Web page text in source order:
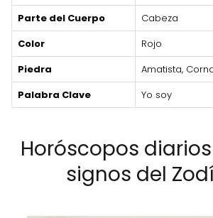
Parte del Cuerpo
Cabeza
Color
Rojo
Piedra
Amatista,
Palabra Clave
Yo soy
Horóscopos
signos del